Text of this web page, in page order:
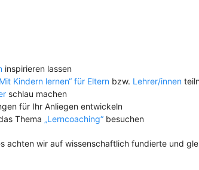
inspirieren lassen
Kindern lernen“ für Eltern bzw. Lehrer/innen
schlau machen
für Ihr Anliegen entwickeln
Thema „Lerncoaching“ besuchen
achten wir auf wissenschaftlich fundierte und